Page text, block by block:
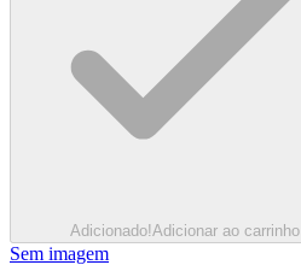
Adicionado!Adicionar ao carrinho
Sem imagem